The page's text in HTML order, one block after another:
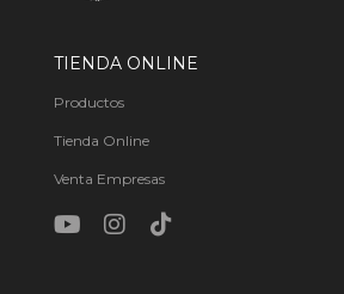
TIENDA ONLINE
Productos
Tienda Online
Venta Empresas